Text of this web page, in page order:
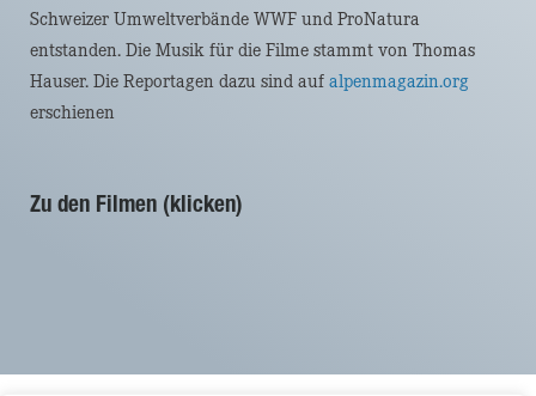
Schweizer Umweltverbände WWF und ProNatura
entstanden. Die Musik für die Filme stammt von Thomas
Hauser. Die Reportagen dazu sind auf alpenmagazin.org
erschienen
Zu den Filmen (klicken)